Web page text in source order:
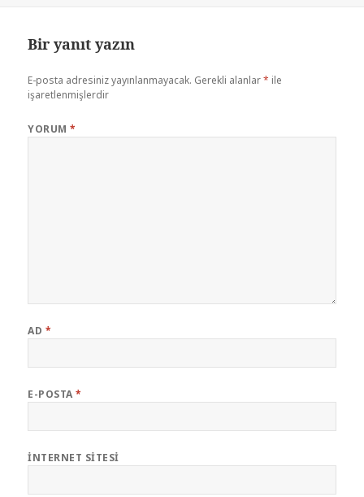
Bir yanıt yazın
E-posta adresiniz yayınlanmayacak. Gerekli alanlar* ile
işaretlenmişlerdir
YORUM*
AD *
E-POSTA*
İNTERNET SITESI